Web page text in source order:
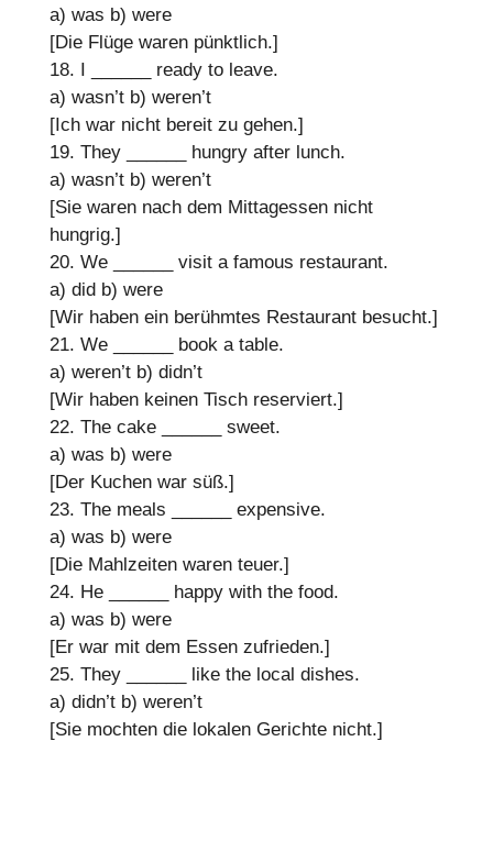
a) was b) were
[Die Flüge waren pünktlich.]
18. I
ready to leave.
a) wasn’t b) weren’t
[Ich war nicht bereit zu gehen.]
19. They
hungry after lunch.
a) wasn’t b) weren’t
[Sie waren nach dem Mittagessen nicht
hungrig.]
20. We
visit a famous restaurant.
a) did b) were
[Wir haben ein berühmtes Restaurant besucht.]
21. We
book a table.
a) weren’t b) didn’t
[Wir haben keinen Tisch reserviert.]
22. The cake
sweet.
a) was b) were
[Der Kuchen war süß.]
23. The meals
expensive.
a) was b) were
[Die Mahlzeiten waren teuer.]
24. He
happy with the food.
a) was b) were
[Er war mit dem Essen zufrieden.]
25. They
like the local dishes.
a) didn’t b) weren’t
[Sie mochten die lokalen Gerichte nicht.]